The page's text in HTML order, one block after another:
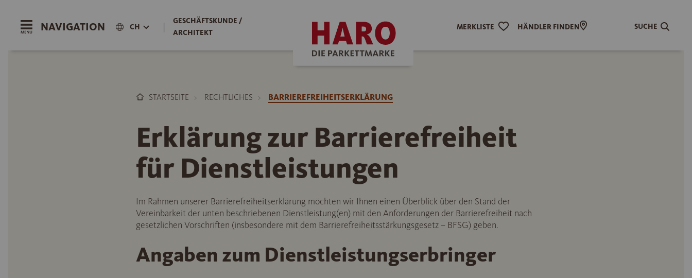
NAVIGATION CH |
GESCHÄFTSKUNDE /
ARCHITEKT
MERKLISTE HÄNDLER FINDEN SUCHE
STARTSEITE RECHTLICHES BARRIEREFREIHEITSERKLÄRUNG
Erklärung zur Barrierefreiheit
für Dienstleistungen
Im Rahmen unserer Barrierefreiheitserklärung möchten wir Ihnen einen Überblick über den Stand der
Vereinbarkeit der unten beschriebenen Dienstleistung(en) mit den Anforderungen der Barrierefreiheit nach
gesetzlichen Vorschriften (insbesondere mit dem Barrierefreiheitsstärkungsgesetz – BFSG) geben.
Angaben zum Dienstleistungserbringer